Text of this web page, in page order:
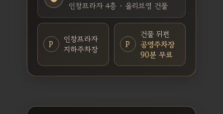
인창프라자 4층 · 올리브영 건물
P
인창프라자
지하주차장
P
건물 뒤편
공영주차장
90분 무료